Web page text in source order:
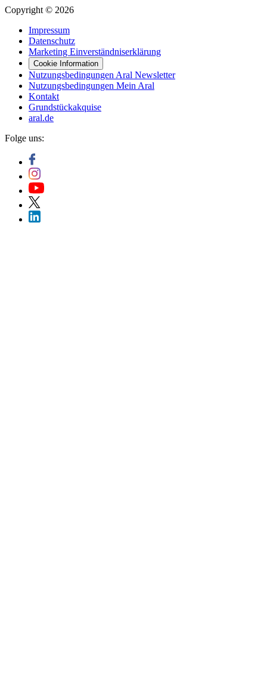
Copyright © 2026
Impressum
Datenschutz
Marketing Einverständniserklärung
Cookie Information
Nutzungsbedingungen Aral Newsletter
Nutzungsbedingungen Mein Aral
Kontakt
Grundstückakquise
aral.de
Folge uns: